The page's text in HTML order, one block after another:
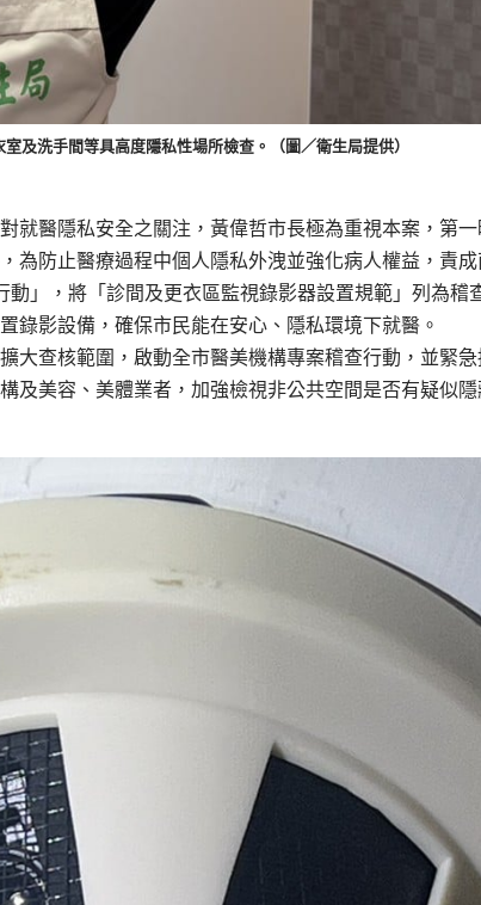
及洗手間等具高度隱私性場所檢查。（圖／衛生局提供）
就醫隱私安全之關注，黃偉哲市長極為重視本案，第一
為防止醫療過程中個人隱私外洩並強化病人權益，責
」，將「診間及更衣區監視錄影器設置規範」列為稽
錄影設備，確保市民能在安心、隱私環境下就醫。
大查核範圍，啟動全市醫美機構專案稽查行動，並緊
及美容、美體業者，加強檢視非公共空間是否有疑似